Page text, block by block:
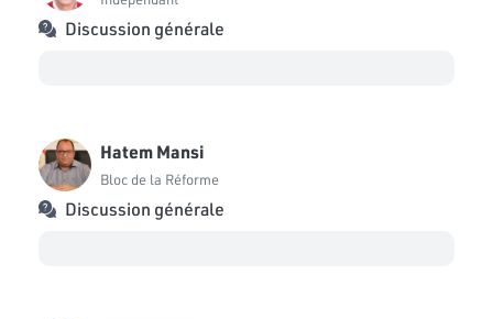
Discussion générale
Hatem Mansi
Bloc de la Réforme
Discussion générale